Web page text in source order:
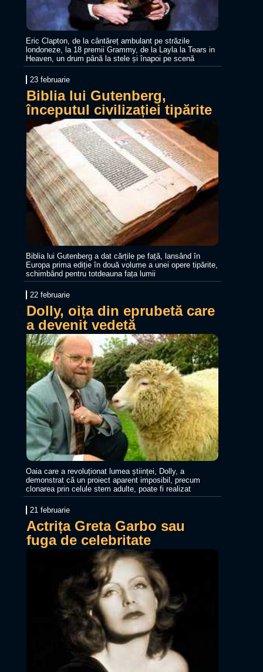
Eric Clapton, de la cântăreț ambulant pe străzile
londoneze, la 18 premii Grammy, de la Layla la Tears in
Heaven, un drum până la stele și înapoi pe scenă
23 februarie
Biblia lui Gutenberg,
începutul civilizației tipărite
Biblia lui Gutenberg a dat cărțile pe față, lansând în
Europa prima ediție în două volume a unei opere tipărite,
schimbând pentru totdeauna fața lumii
22 februarie
Dolly, oița din eprubetă care
a devenit vedetă
Oaia care a revoluționat lumea științei, Dolly, a
demonstrat că un proiect aparent imposibil, precum
clonarea prin celule stem adulte, poate fi realizat
21 februarie
Actrița Greta Garbo sau
fuga de celebritate